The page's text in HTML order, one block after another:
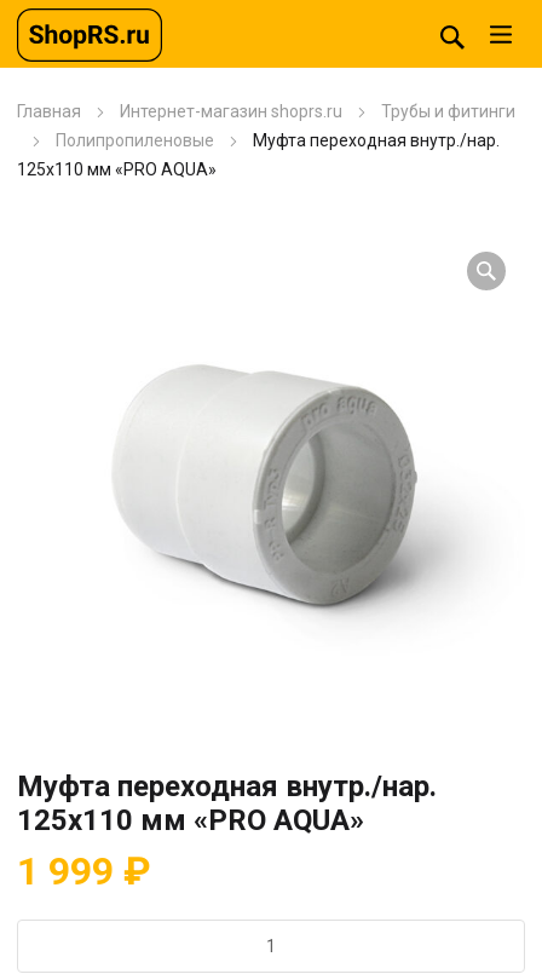
Главная Интернет-магазин shoprs.ru
Трубы и фитинги
Полипропиленовые
Муфта переходная внутр./нар.
125х110 мм «PRO AQUA»
Муфта переходная внутр./нар.
125х110 мм «PRO AQUA»
1 999 ₽